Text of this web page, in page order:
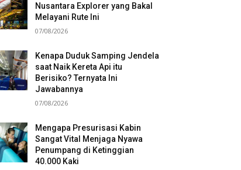
Nusantara Explorer yang Bakal
Melayani Rute Ini
07/08/2026
Kenapa Duduk Samping Jendela
saat Naik Kereta Api itu
Berisiko? Ternyata Ini
Jawabannya
07/08/2026
Mengapa Presurisasi Kabin
Sangat Vital Menjaga Nyawa
Penumpang di Ketinggian
40.000 Kaki